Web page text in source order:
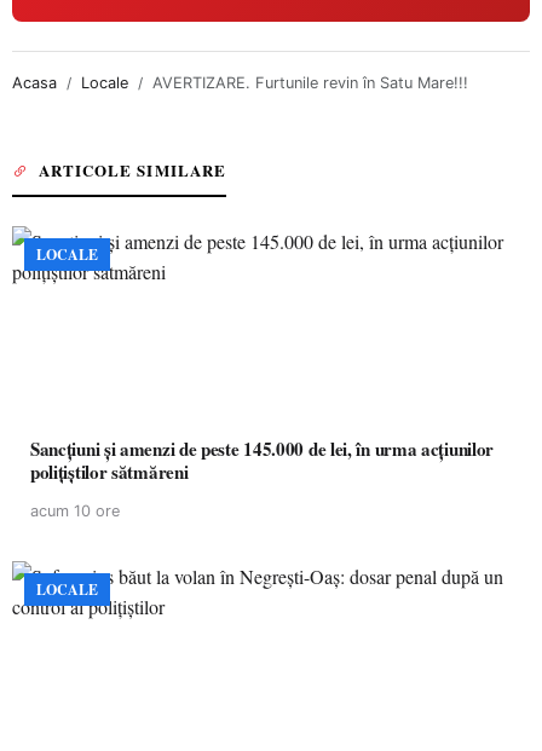
Acasa Locale AVERTIZARE. Furtunile revin în Satu Mare!!!
ARTICOLE SIMILARE
LOCALE
Sancțiuni și amenzi de peste 145.000 de lei, în urma acțiunilor
polițiștilor sătmăreni
acum 10 ore
LOCALE